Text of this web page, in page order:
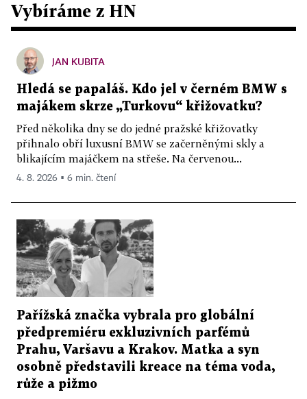
Vybíráme z HN
JAN KUBITA
Hledá se papaláš. Kdo jel v černém BMW s
majákem skrze „Turkovu“ křižovatku?
Před několika dny se do jedné pražské křižovatky
přihnalo obří luxusní BMW se začerněnými skly a
blikajícím majáčkem na střeše. Na červenou...
4. 8. 2026 ▪ 6 min. čtení
Pařížská značka vybrala pro globální
předpremiéru exkluzivních parfémů
Prahu, Varšavu a Krakov. Matka a syn
osobně představili kreace na téma voda,
růže a pižmo